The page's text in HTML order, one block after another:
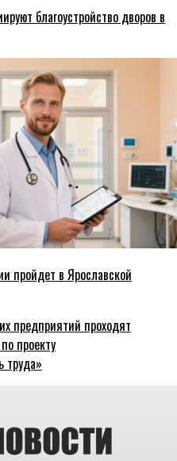
благоустройство дворов в
пройдет в Ярославской
предприятий проходят
проекту
труда»